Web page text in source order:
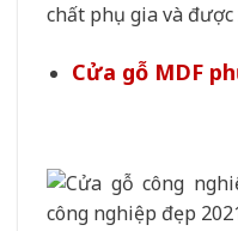
chất phụ gia và
Cửa gỗ MDF